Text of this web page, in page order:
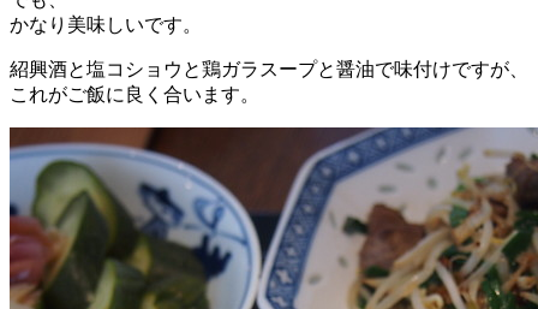
かなり美味しいです。
紹興酒と塩コショウと鶏ガラスープと醤油で味付けですが、
これがご飯に良く合います。